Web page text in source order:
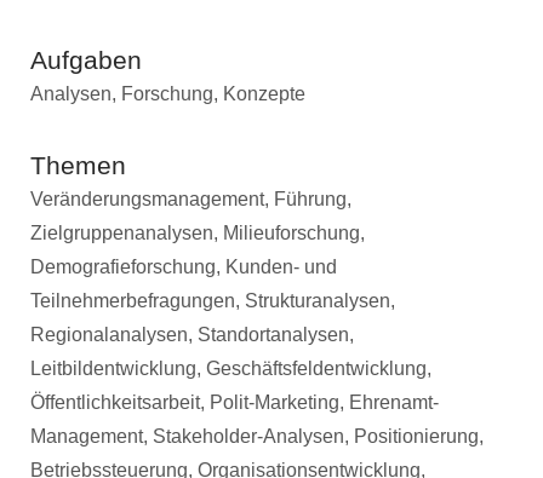
Aufgaben
Analysen, Forschung, Konzepte
Themen
Veränderungsmanagement, Führung,
Zielgruppenanalysen, Milieuforschung,
Demografieforschung, Kunden- und
Teilnehmerbefragungen, Strukturanalysen,
Regionalanalysen, Standortanalysen,
Leitbildentwicklung, Geschäftsfeldentwicklung,
Öffentlichkeitsarbeit, Polit-Marketing, Ehrenamt-
Management, Stakeholder-Analysen, Positionierung,
Betriebssteuerung, Organisationsentwicklung,